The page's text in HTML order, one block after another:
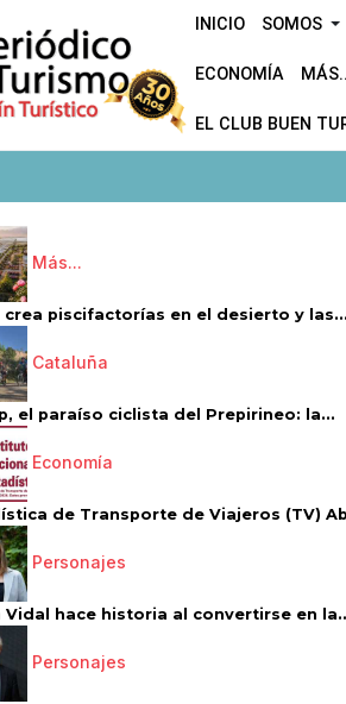
INICIO SOMOS
ECONOMÍA
EL CLUB BUEN
Más...
crea piscifactorías en el desierto y las...
Cataluña
el paraíso ciclista del Prepirineo: la...
Economía
de Transporte de Viajeros (TV)
Personajes
Vidal hace historia al convertirse en
Personajes